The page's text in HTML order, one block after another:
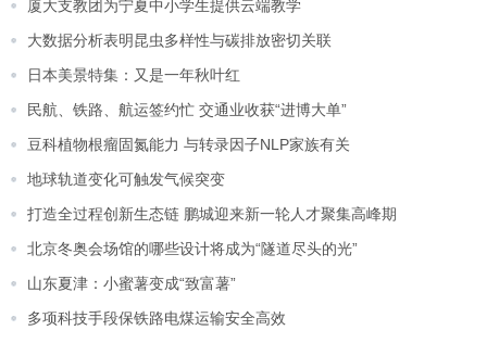
厦大支教团为宁夏中小学生提供云端教学
大数据分析表明昆虫多样性与碳排放密切关联
日本美景特集：又是一年秋叶红
民航、铁路、航运签约忙 交通业收获“进博大单”
豆科植物根瘤固氮能力 与转录因子NLP家族有关
地球轨道变化可触发气候突变
打造全过程创新生态链 鹏城迎来新一轮人才聚集高峰期
北京冬奥会场馆的哪些设计将成为“隧道尽头的光”
山东夏津：小蜜薯变成“致富薯”
多项科技手段保铁路电煤运输安全高效